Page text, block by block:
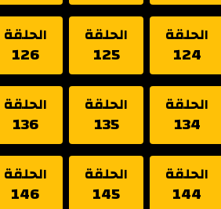
الحلقة
124
الحلقة
125
الحلقة
126
الحلقة
134
الحلقة
135
الحلقة
136
الحلقة
144
الحلقة
145
الحلقة
146